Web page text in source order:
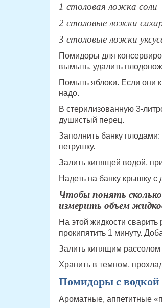
1 столовая ложка соли
2 столовые ложки
3 столовые ложки
Помидоры для
вымыть, удалить
Помыть яблоки. Если они
надо.
В стерилизованную 3-
душистый перец.
Заполнить банку
петрушку.
Залить кипящей водой,
Надеть на банку крышку с
Чтобы понять сколько
измерить объем
На этой жидкости
прокипятить 1 минуту.
Залить кипящим рассолом
Хранить в темном,
Помидоры с водкой
Ароматные, аппетитные